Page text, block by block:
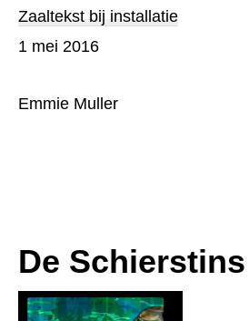
Zaaltekst bij installatie
1 mei 2016
Emmie Muller
De Schierstins